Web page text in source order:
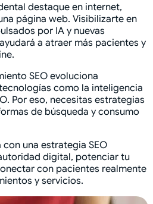
destaque en internet,
página web. Visibilizarte en
por IA y nuevas
a atraer más pacientes y
SEO evoluciona
como la inteligencia
Por eso, necesitas estrategias
de búsqueda y consumo
una estrategia SEO
digital, potenciar tu
con pacientes realmente
y servicios.